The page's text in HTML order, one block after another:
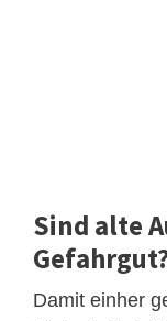
Sind alte
Damit einher